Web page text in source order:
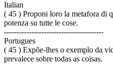
Italian
( 45 ) Proponi loro la metafora di
potenza su tutte le cose.
----------------------------------------
Portugues
( 45 ) Expõe-lhes o exemplo da
prevalece sobre todas as coisas.